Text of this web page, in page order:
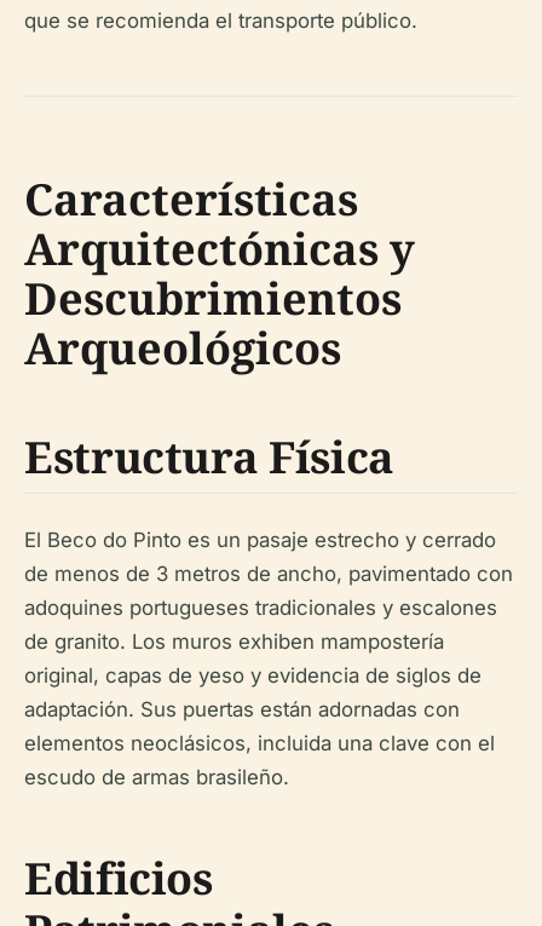
que se recomienda el transporte público.
Características
Arquitectónicas y
Descubrimientos
Arqueológicos
Estructura Física
El Beco do Pinto es un pasaje estrecho y cerrado
de menos de 3 metros de ancho, pavimentado con
adoquines portugueses tradicionales y escalones
de granito. Los muros exhiben mampostería
original, capas de yeso y evidencia de siglos de
adaptación. Sus puertas están adornadas con
elementos neoclásicos, incluida una clave con el
escudo de armas brasileño.
Edificios